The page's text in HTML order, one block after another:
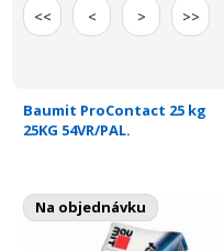
<< < > >>
Baumit ProContact 25 kg
25KG 54VR/PAL.
Na objednávku